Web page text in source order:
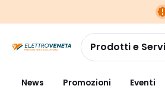
navigazionealla
pagina
Prodotti e
News Promozioni Eventi